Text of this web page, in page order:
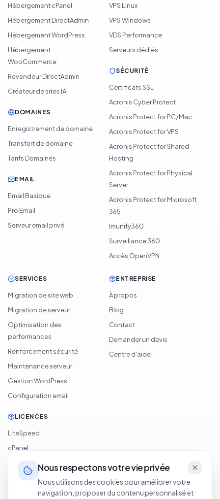
Hébergement cPanel
Hébergement DirectAdmin
Hébergement WordPress
Hébergement
WooCommerce
Revendeur DirectAdmin
Créateur de sites IA
DOMAINES
Enregistrement de domaine
Transfert de domaine
Tarifs Domaines
EMAIL
Email Basique
Pro Email
Serveur email privé
VPS Linux
VPS Windows
VDS Performance
Serveurs dédiés
SÉCURITÉ
Certificats SSL
Acronis Cyber Protect
Acronis Protect for PC/Mac
Acronis Protect for VPS
Acronis Protect for Shared
Hosting
Acronis Protect for Physical
Server
Acronis Protect for Microsoft
365
Imunify360
Surveillance 360
Accès OpenVPN
SERVICES
Migration de site web
Migration de serveur
Optimisation des
performances
Renforcement sécurité
Maintenance serveur
Gestion WordPress
Configuration email
LICENCES
LiteSpeed
cPanel
JetBackup
ENTREPRISE
À propos
Blog
Contact
Demander un devis
Centre d'aide
Nous respectons votre vie privée
Nous utilisons des cookies pour améliorer votre
navigation, proposer du contenu personnalisé et